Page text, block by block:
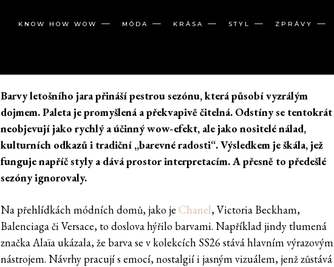
KNOW HOW WOW MÓDA KRÁSA STYL ZPRÁVY
Barvy letošního jara přináší pestrou sezónu, která působí vyzrálým
dojmem. Paleta je promyšlená a překvapivě čitelná. Odstíny se tentokrát
neobjevují jako rychlý a účinný wow-efekt, ale jako nositelé nálad,
kulturních odkazů i tradiční „barevné radosti“. Výsledkem je škála, jež
funguje napříč styly a dává prostor interpretacím. A přesně to předešlé
sezóny ignorovaly.
Na přehlídkách módních domů, jako jeChanel, Victoria Beckham,
Balenciaga či Versace, to doslova hýřilo barvami. Například jindy tlumená
značka Alaïa ukázala, že barva se v kolekcích SS26 stává hlavním výrazovým
nástrojem. Návrhy pracují s emocí, nostalgií i jasným vizuálem, jenž zůstává